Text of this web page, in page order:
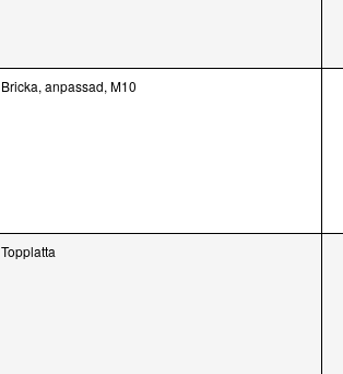
Bricka, anpassad, M10
Topplatta